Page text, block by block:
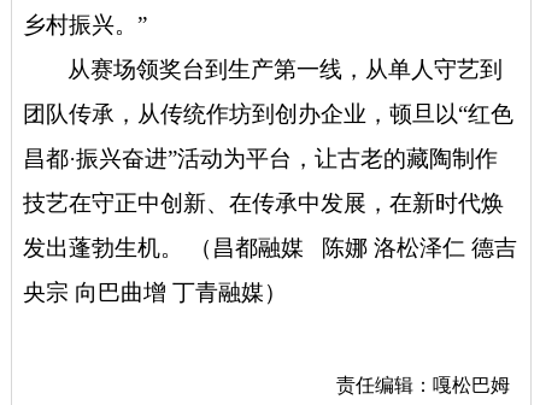
乡村振兴。”
从赛场领奖台到生产第一线，从单人守艺到
团队传承，从传统作坊到创办企业，顿旦以“红色
昌都·振兴奋进”活动为平台，让古老的藏陶制作
技艺在守正中创新、在传承中发展，在新时代焕
发出蓬勃生机。
（昌都融媒 陈娜 洛松泽仁 德吉
央宗 向巴曲增 丁青融媒）
责任编辑：嘎松巴姆